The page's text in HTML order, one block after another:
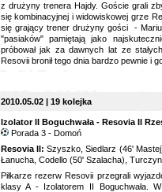
z drużyny trenera Hajdy. Goście grali
się kombinacyjnej i widowiskowej grze
się grający trener drużyny gości -
"pasiaków" pamiętają jako
próbował jak za dawnych lat ze
Resovii bronił tego dnia bardzo pewnie i
2010.05.02 | 19 kolejka
Izolator II Boguchwała - Resovia II
Porada 3 - Domoń
Resovia II: Szyszko, Siedlarz (46'
Łanucha, Codello (50' Szalacha),
Piłkarze rezerw Resovii przegrali
klasy A - Izolatorem II Boguchwała.